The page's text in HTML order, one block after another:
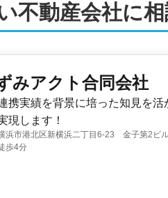
不動産会社に相
みアクト合同会社
携実績を背景に培った知見を
現します！
浜市港北区新横浜二丁目6-23 金子第2ビ
歩4分